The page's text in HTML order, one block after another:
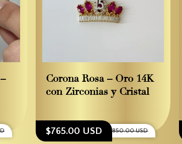
Corona Rosa – Oro 14K
con Zirconias y Cristal
$765.00 USD $850.00 USD